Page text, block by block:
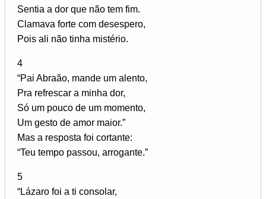
Sentia a dor que não tem fim.
Clamava forte com desespero,
Pois ali não tinha mistério.
4
“Pai Abraão, mande um alento,
Pra refrescar a minha dor,
Só um pouco de um momento,
Um gesto de amor maior.”
Mas a resposta foi cortante:
“Teu tempo passou, arrogante.”
5
“Lázaro foi a ti consolar,